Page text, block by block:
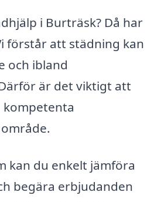
i Burträsk? Då har
förstår att städning kan
och ibland
är det viktigt att
kan du enkelt jämföra
begära erbjudanden